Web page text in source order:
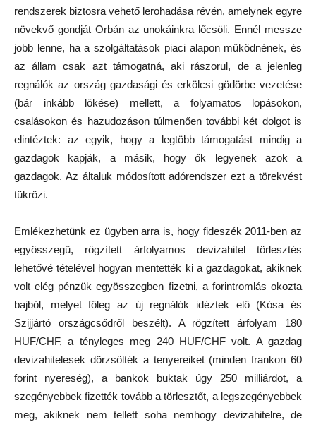
rendszerek biztosra vehető lerohadása révén, amelynek egyre
növekvő gondját Orbán az unokáinkra lőcsöli. Ennél messze
jobb lenne, ha a szolgáltatások piaci alapon működnének, és
az állam csak azt támogatná, aki rászorul, de a jelenleg
regnálók az ország gazdasági és erkölcsi gödörbe vezetése
(bár inkább lökése) mellett, a folyamatos lopásokon,
csalásokon és hazudozáson túlmenően további két dolgot is
elintéztek: az egyik, hogy a legtöbb támogatást mindig a
gazdagok kapják, a másik, hogy ők legyenek azok a
gazdagok. Az általuk módosított adórendszer ezt a törekvést
tükrözi.
Emlékezhetünk ez ügyben arra is, hogy fideszék 2011-ben az
egyösszegű, rögzített árfolyamos devizahitel törlesztés
lehetővé tételével hogyan mentették ki a gazdagokat, akiknek
volt elég pénzük egyösszegben fizetni, a forintromlás okozta
bajból, melyet főleg az új regnálók idéztek elő (Kósa és
Szijjártó országcsődről beszélt). A rögzített árfolyam 180
HUF/CHF, a tényleges meg 240 HUF/CHF volt. A gazdag
devizahitelesek dörzsölték a tenyereiket (minden frankon 60
forint nyereség), a bankok buktak úgy 250 milliárdot, a
szegényebbek fizették tovább a törlesztőt, a legszegényebbek
meg, akiknek nem tellett soha nemhogy devizahitelre, de